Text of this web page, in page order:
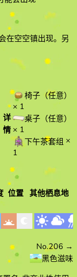
在空空镇出现。 另
详
情
椅子（任意）
× 1
桌子（任意）
× 1
下午茶套组 ×
1
位置 其他栖息地
No.206 →
黑色滋味